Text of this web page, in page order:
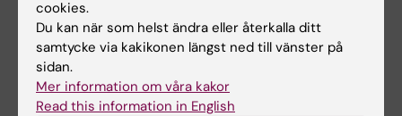
Syfte:patientcentrerad forskning baserad
på svenska registerdata och real-world-
cookies.
Du kan när som helst ändra eller återkalla ditt
samtycke via kakikonen längst ned till vänster på
sidan.
Mer information om våra kakor
Read this information in English